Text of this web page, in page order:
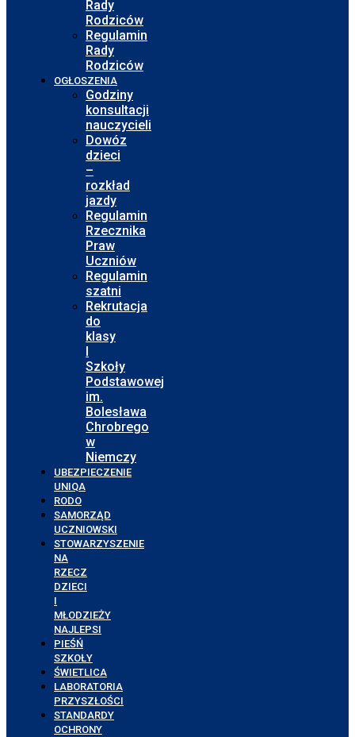
Rady
Rodziców
Regulamin
Rady
Rodziców
OGŁOSZENIA
Godziny
konsultacji
nauczycieli
Dowóz
dzieci
–
rozkład
jazdy
Regulamin
Rzecznika
Praw
Uczniów
Regulamin
szatni
Rekrutacja
do
klasy
I
Szkoły
Podstawowej
im.
Bolesława
Chrobrego
w
Niemczy
UBEZPIECZENIE
UNIQA
RODO
SAMORZĄD
UCZNIOWSKI
STOWARZYSZENIE
NA
RZECZ
DZIECI
I
MŁODZIEŻY
NAJLEPSI
PIEŚŃ
SZKOŁY
ŚWIETLICA
LABORATORIA
PRZYSZŁOŚCI
STANDARDY
OCHRONY